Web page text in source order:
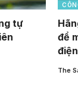
tự
để
The